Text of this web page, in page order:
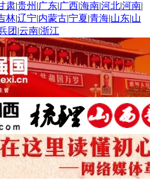
肃|贵州 |广东|广西|海南|河北|河南|
林|辽宁|内蒙古|宁夏|青海|山东|山
团 |云南|浙江